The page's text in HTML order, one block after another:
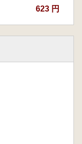
623 円